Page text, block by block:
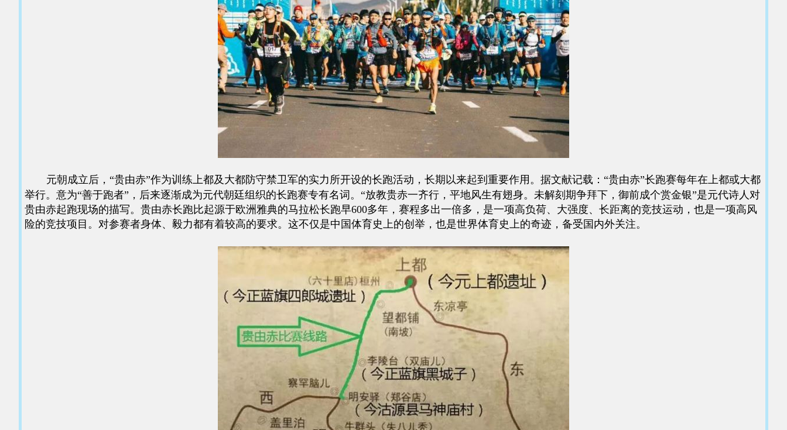
元朝成立后，“贵由赤”作为训练上都及大都防守禁卫军的实力所开设的长跑活动，长期以来起到重要作用。据文献记载：“贵由赤”长跑赛每年在上都或大都
举行。意为“善于跑者”，后来逐渐成为元代朝廷组织的长跑赛专有名词。“放教贵赤一齐行，平地风生有翅身。未解刻期争拜下，御前成个赏金银”是元代诗人对
贵由赤起跑现场的描写。贵由赤长跑比起源于欧洲雅典的马拉松长跑早600多年，赛程多出一倍多，是一项高负荷、大强度、长距离的竞技运动，也是一项高风
险的竞技项目。对参赛者身体、毅力都有着较高的要求。这不仅是中国体育史上的创举，也是世界体育史上的奇迹，备受国内外关注。